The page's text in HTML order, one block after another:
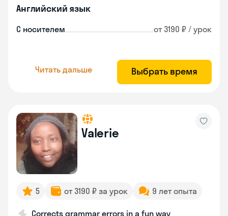
Английский язык
С носителем от 3190 ₽ / урок
Читать дальше Выбрать время
Valerie
5 от 3190 ₽ за урок 9 лет опыта
Corrects grammar errors in a fun way